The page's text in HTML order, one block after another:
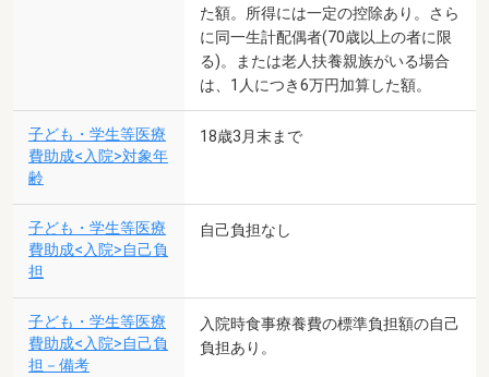
た額。所得には一定の控除あり。さら
に同一生計配偶者(70歳以上の者に限
る)。または老人扶養親族がいる場合
は、1人につき6万円加算した額。
子ども・学生等医療
費助成<入院>対象年
齢
18歳3月末まで
子ども・学生等医療
費助成<入院>自己負
担
自己負担なし
子ども・学生等医療
費助成<入院>自己負
担－備考
入院時食事療養費の標準負担額の自己
負担あり。